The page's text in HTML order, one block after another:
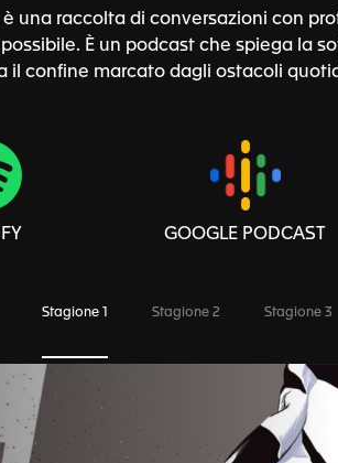
è una raccolta di conversazioni con
possibile. È un podcast che spiega la
il confine marcato dagli ostacoli
GOOGLE PODCAST
Stagione 1 Stagione 2 Stagione 3